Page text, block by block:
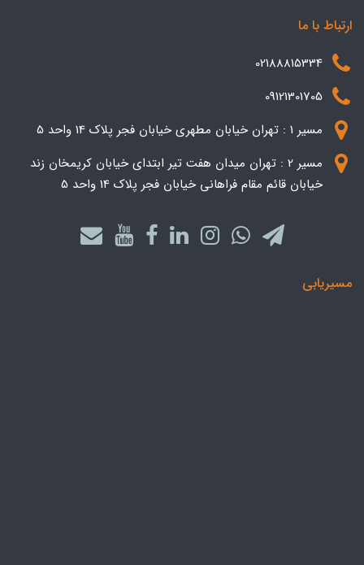
ارتباط با ما
02188815334
09121301705
مسیر 1 : تهران خیابان مطهری خیابان فجر پلاک 14 واحد 5
مسیر 2 : تهران میدان هفت تیر ابتدای خیابان کریمخان زند
خیابان قائم مقام فراهانی خیابان فجر پلاک 14 واحد 5
مسیریابی